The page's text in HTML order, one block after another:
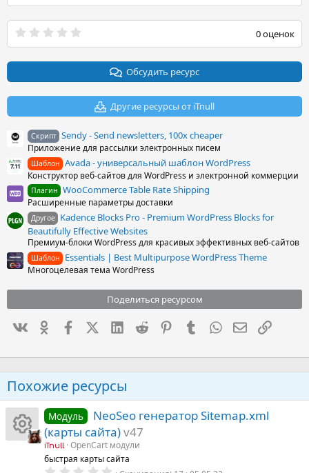
0
0
в
з
0 оценок
Обсудить ресурс
Другие ресурсы от iTnull
Скрипт Sendy - Send newsletters, 100x cheaper
Приложение для рассылки электронных писем
Шаблон Avada - универсальный шаблон WordPress
Конструктор веб-сайтов для WordPress и электронной коммерции
Плагин WooCommerce Table Rate Shipping
Расширенные параметры доставки
Другое Kadence Blocks Pro - Premium WordPress Blocks for
Beautifully Effective Websites
Премиум-блоки WordPress для красивых эффективных веб-сайтов
Шаблон Essentials | Best Multipurpose WordPress Theme
Многоцелевая тема WordPress
Поделиться ресурсом
ВконтактеОдноклассники
FacebookX (Twitter)LinkedIn
Reddit PinterestTumblrWhatsAppСсылка
Похожие ресурсы
Модуль
NeoSeo генератор Sitemap.xml
(карты сайта)v47
iTnull
OpenCart модули
быстрая карты сайта
0